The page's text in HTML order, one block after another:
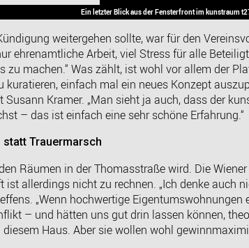
Ein letzter Blick aus der Fensterfront im kunstraum
weitergehen sollte, war für den
ehrenamtliche Arbeit, viel Stress für alle
zu machen.“ Was zählt, ist wohl vor allem der
kuratieren, einfach mal ein neues Konzept
Susann Kramer. „Man sieht ja auch, dass der
– das ist einfach eine sehr schöne Erfahrung.“
Trauermarsch
Räumen in der Thomasstraße wird. Die
allerdings nicht zu rechnen. „Ich denke auch
„Wenn hochwertige
– und hätten uns gut drin lassen können,
Haus. Aber sie wollen wohl